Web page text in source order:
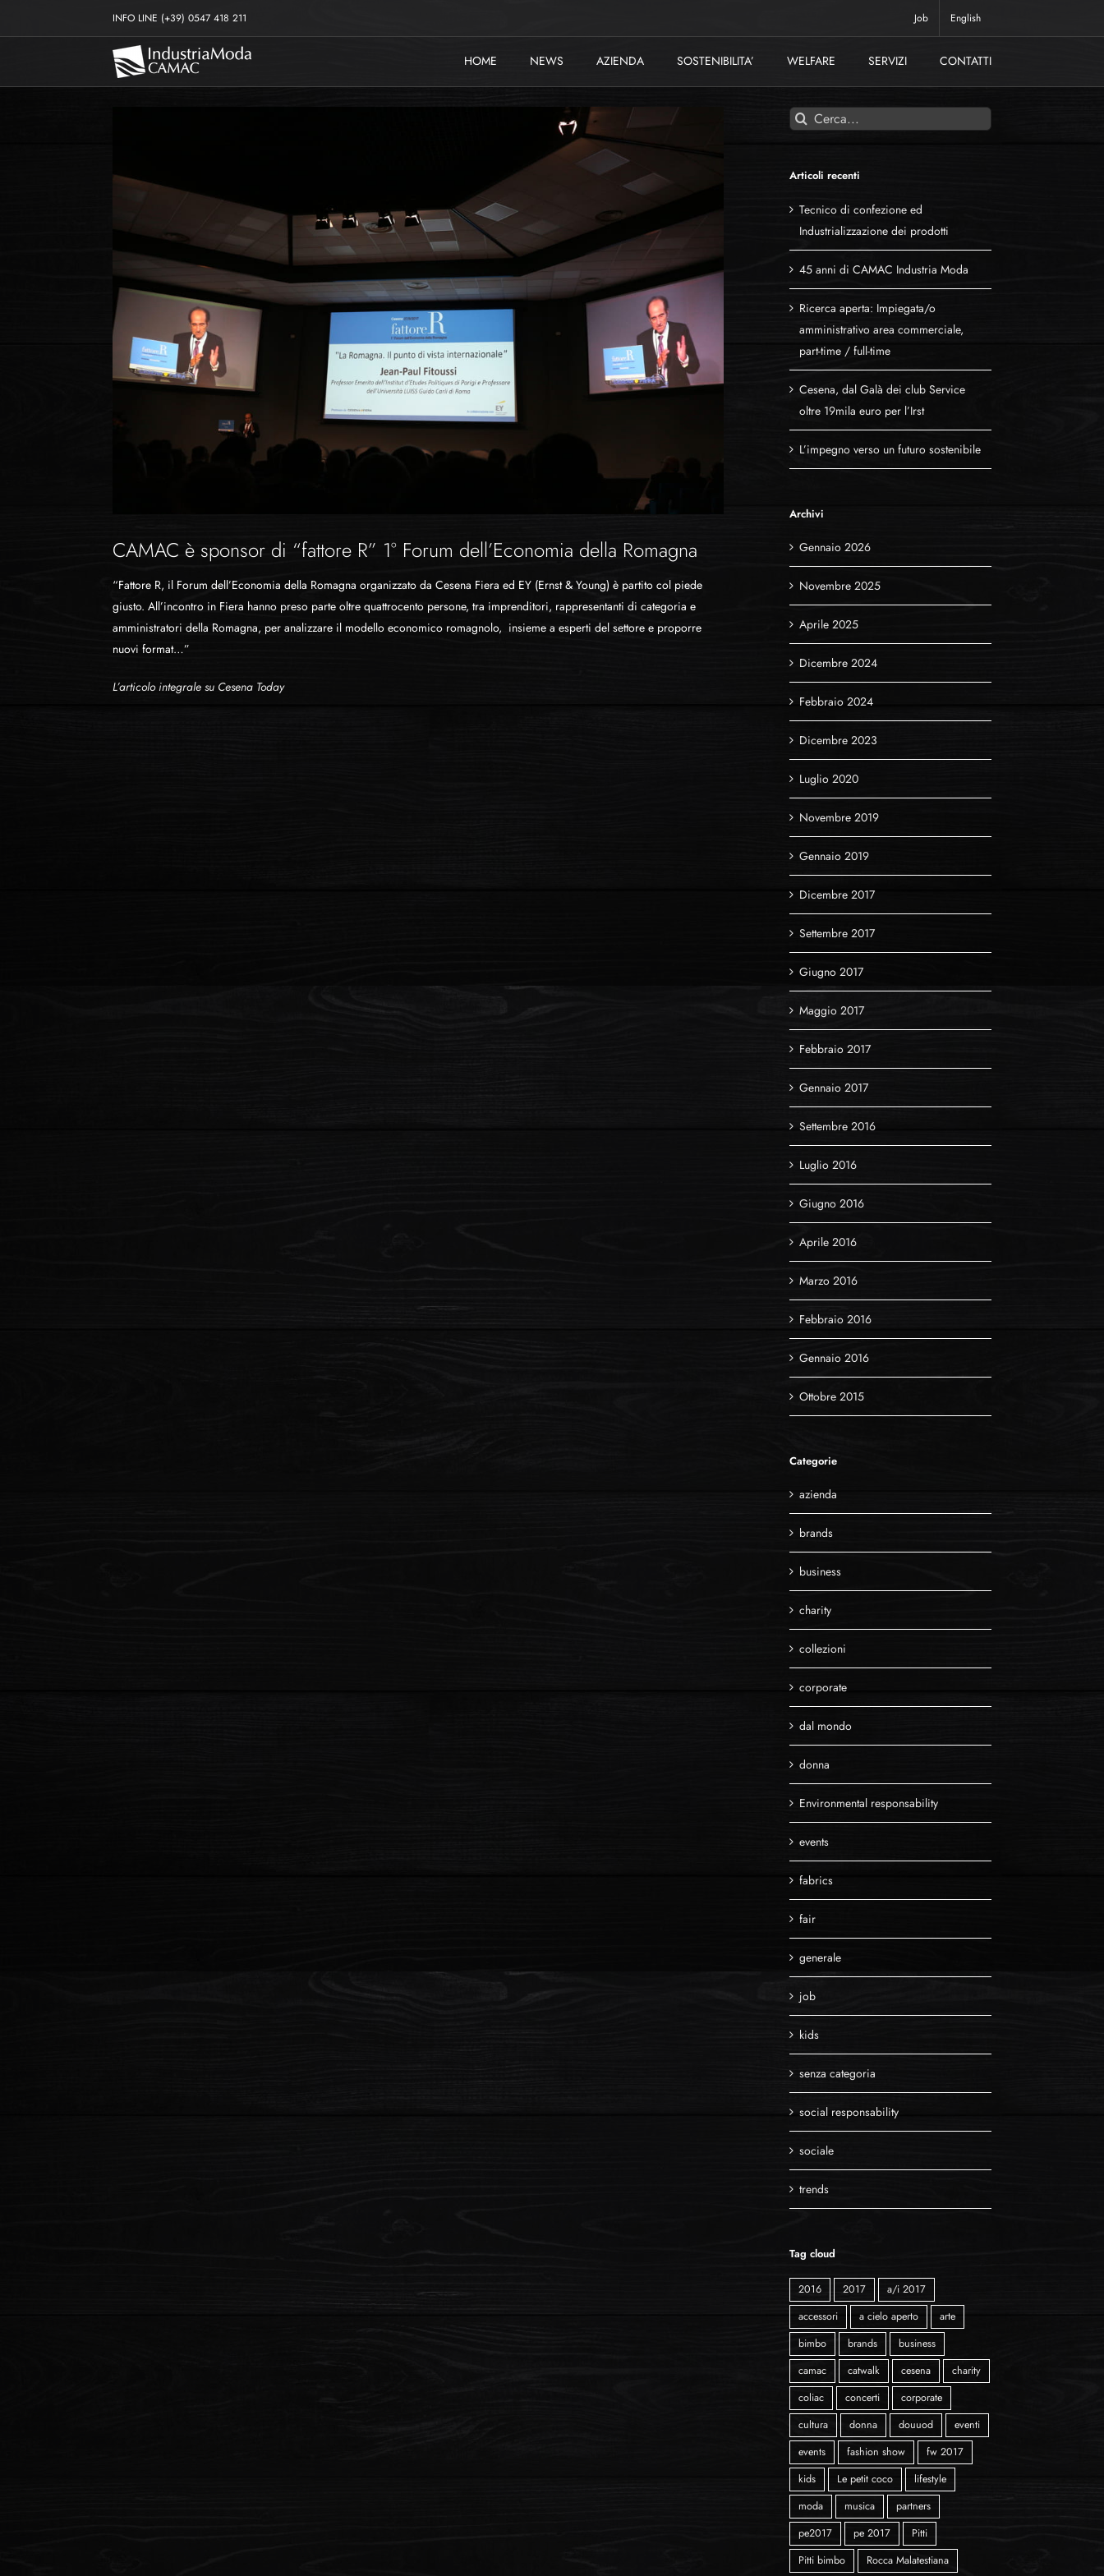
INFO LINE (+39) 0547 418 211 Job English
HOME NEWS AZIENDA SOSTENIBILITA’ WELFARE SERVIZI CONTATTI
CAMAC è sponsor di “fattore R” 1° Forum dell’Economia della Romagna
“Fattore R, il Forum dell’Economia della Romagna organizzato da Cesena Fiera ed EY (Ernst & Young) è partito col piede
giusto. All’incontro in Fiera hanno preso parte oltre quattrocento persone, tra imprenditori, rappresentanti di categoria e
amministratori della Romagna, per analizzare il modello economico romagnolo, insieme a esperti del settore e proporre
nuovi format…”
L’articolo integrale su Cesena Today
Cerca
Articoli recenti
Tecnico di confezione ed
Industrializzazione dei prodotti
45 anni di CAMAC Industria Moda
Ricerca aperta: Impiegata/o
amministrativo area commerciale,
part-time / full-time
Cesena, dal Galà dei club Service
oltre 19mila euro per l’Irst
L’impegno verso un futuro sostenibile
Archivi
Gennaio 2026
Novembre 2025
Aprile 2025
Dicembre 2024
Febbraio 2024
Dicembre 2023
Luglio 2020
Novembre 2019
Gennaio 2019
Dicembre 2017
Settembre 2017
Giugno 2017
Maggio 2017
Febbraio 2017
Gennaio 2017
Settembre 2016
Luglio 2016
Giugno 2016
Aprile 2016
Marzo 2016
Febbraio 2016
Gennaio 2016
Ottobre 2015
Categorie
azienda
brands
business
charity
collezioni
corporate
dal mondo
donna
Environmental responsability
events
fabrics
fair
generale
job
kids
senza categoria
social responsability
sociale
trends
Tag cloud
2016 2017
a/i 2017
accessori
a cielo aperto
arte
bimbo
brands
business
camac
catwalk cesena
charity
coliac
concerti
corporate
cultura
donna douuod
eventi
events
fashion show
fw 2017
kids
Le petit coco
lifestyle
moda
musica
partners
pe2017
pe 2017
Pitti
Pitti bimbo
Rocca Malatestiana